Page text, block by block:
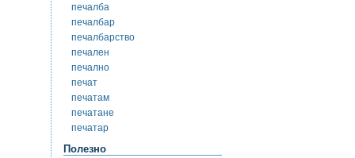
печалба
печалбар
печалбарство
печален
печално
печат
печатам
печатане
печатар
Полезно